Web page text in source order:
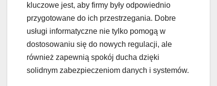
kluczowe jest, aby firmy były odpowiednio
przygotowane do ich przestrzegania. Dobre
usługi informatyczne nie tylko pomogą w
dostosowaniu się do nowych regulacji, ale
również zapewnią spokój ducha dzięki
solidnym zabezpieczeniom danych i systemów.